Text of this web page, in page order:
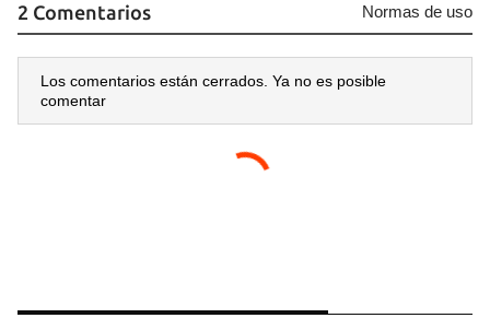
2 Comentarios Normas de uso
Los comentarios están cerrados. Ya no es posible
comentar